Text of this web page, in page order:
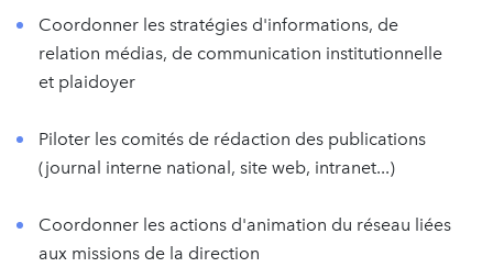
Coordonner les stratégies d'informations, de
relation médias, de communication institutionnelle
et plaidoyer
Piloter les comités de rédaction des publications
(journal interne national, site web, intranet...)
Coordonner les actions d'animation du réseau liées
aux missions de la direction